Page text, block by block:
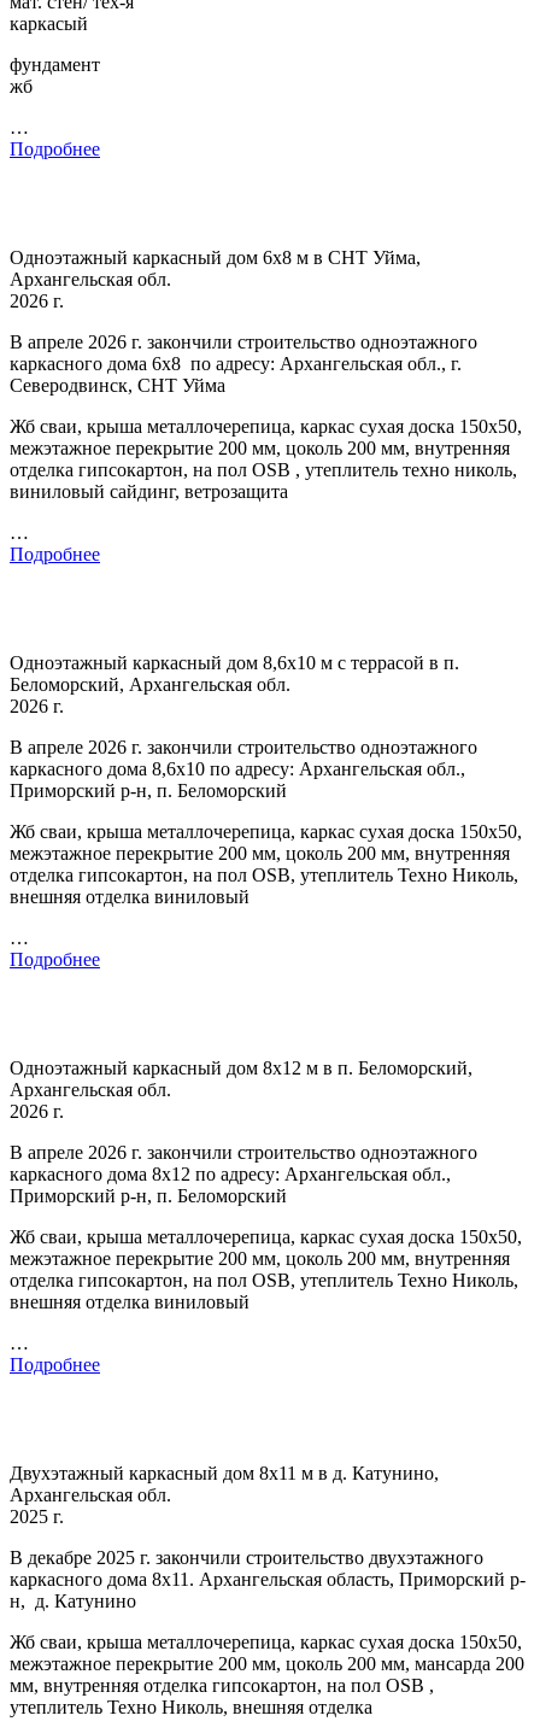
каркасый
фундамент
жб
…
Подробнее
Одноэтажный каркасный дом 6х8 м в СНТ Уйма,
Архангельская обл.
2026 г.
В апреле 2026 г. закончили строительство одноэтажного
каркасного дома 6х8 по адресу: Архангельская обл., г.
Северодвинск, СНТ Уйма
Жб сваи, крыша металлочерепица, каркас сухая доска 150х50,
межэтажное перекрытие 200 мм, цоколь 200 мм, внутренняя
отделка гипсокартон, на пол OSB , утеплитель техно николь,
виниловый сайдинг, ветрозащита
…
Подробнее
Одноэтажный каркасный дом 8,6х10 м с террасой в п.
Беломорский, Архангельская обл.
2026 г.
В апреле 2026 г. закончили строительство одноэтажного
каркасного дома 8,6х10 по адресу: Архангельская обл.,
Приморский р-н, п. Беломорский
Жб сваи, крыша металлочерепица, каркас сухая доска 150х50,
межэтажное перекрытие 200 мм, цоколь 200 мм, внутренняя
отделка гипсокартон, на пол OSB, утеплитель Техно Николь,
внешняя отделка виниловый
…
Подробнее
Одноэтажный каркасный дом 8х12 м в п. Беломорский,
Архангельская обл.
2026 г.
В апреле 2026 г. закончили строительство одноэтажного
каркасного дома 8х12 по адресу: Архангельская обл.,
Приморский р-н, п. Беломорский
Жб сваи, крыша металлочерепица, каркас сухая доска 150х50,
межэтажное перекрытие 200 мм, цоколь 200 мм, внутренняя
отделка гипсокартон, на пол OSB, утеплитель Техно Николь,
внешняя отделка виниловый
…
Подробнее
Двухэтажный каркасный дом 8х11 м в д. Катунино,
Архангельская обл.
2025 г.
В декабре 2025 г. закончили строительство двухэтажного
каркасного дома 8х11. Архангельская область, Приморский р-
н, д. Катунино
Жб сваи, крыша металлочерепица, каркас сухая доска 150х50,
межэтажное перекрытие 200 мм, цоколь 200 мм, мансарда 200
мм, внутренняя отделка гипсокартон, на пол OSB ,
утеплитель Техно Николь, внешняя отделка